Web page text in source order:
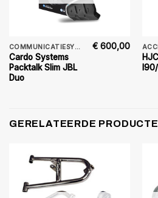
COMMUNICATIESYSTEMEN
Cardo Systems
Packtalk Slim JBL
Duo
€ 600,00
GERELATEERDE